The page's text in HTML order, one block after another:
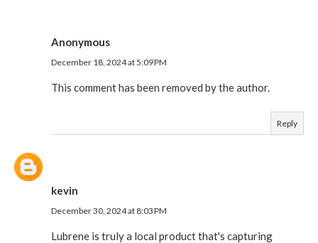
Anonymous
December 18, 2024 at 5:09 PM
This comment has been removed by the author.
Reply
kevin
December 30, 2024 at 8:03 PM
Lubrene is truly a local product that's capturing